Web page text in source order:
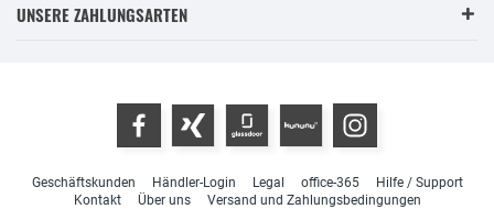
UNSERE ZAHLUNGSARTEN
Geschäftskunden Händler-Login Legal office-365
Hilfe / Support
Kontakt
Über uns Versand und Zahlungsbedingungen